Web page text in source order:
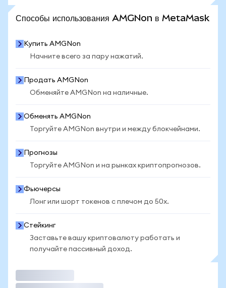
Способы использования AMGNon в MetaMask
Купить AMGNon
Начните всего за пару нажатий.
Продать AMGNon
Обменяйте AMGNon на наличные.
Обменять AMGNon
Торгуйте AMGNon внутри и между блокчейнами.
Прогнозы
Торгуйте AMGNon и на рынках криптопрогнозов.
Фьючерсы
Лонг или шорт токенов с плечом до 50x.
Стейкинг
Заставьте вашу криптовалюту работать и
получайте пассивный доход.